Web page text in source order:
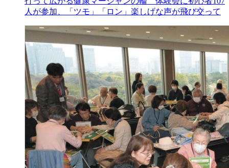
人が参加、「ツモ」「ロン」楽しげな声が飛び交って